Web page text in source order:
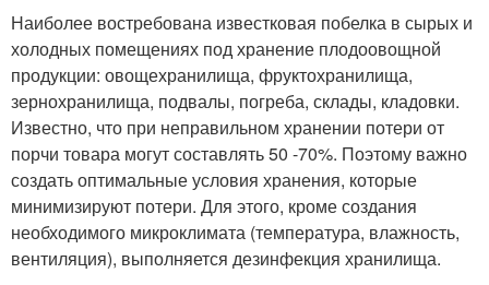
Наиболее востребована известковая побелка в сырых и
холодных помещениях под хранение плодоовощной
продукции: овощехранилища, фруктохранилища,
зернохранилища, подвалы, погреба, склады, кладовки.
Известно, что при неправильном хранении потери от
порчи товара могут составлять 50 -70%. Поэтому важно
создать оптимальные условия хранения, которые
минимизируют потери. Для этого, кроме создания
необходимого микроклимата (температура, влажность,
вентиляция), выполняется дезинфекция хранилища.